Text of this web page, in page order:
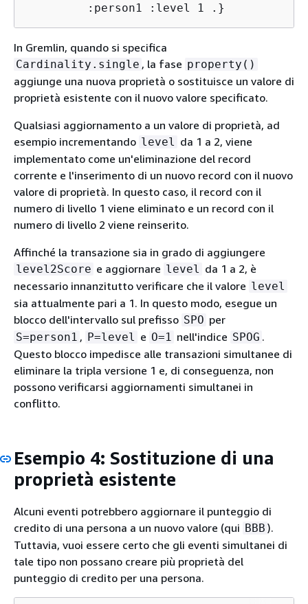
         :person1 :level 1 .}
In Gremlin, quando si specifica
Cardinality.single , la fase property()
aggiunge una nuova proprietà o sostituisce un valore di
proprietà esistente con il nuovo valore specificato.
Qualsiasi aggiornamento a un valore di proprietà, ad
esempio incrementando level
da 1 a 2, viene
implementato come un'eliminazione del record
corrente e l'inserimento di un nuovo record con il nuovo
valore di proprietà. In questo caso, il record con il
numero di livello 1 viene eliminato e un record con il
numero di livello 2 viene reinserito.
Affinché la transazione sia in grado di aggiungere
level2Score e aggiornare level
da 1 a 2, è
necessario innanzitutto verificare che il valore level
sia attualmente pari a 1. In questo modo, esegue un
blocco dell'intervallo sul prefisso SPO per
S=person1 , P=level e O=1 nell'indice SPOG .
Questo blocco impedisce alle transazioni simultanee di
eliminare la tripla versione 1 e, di conseguenza, non
possono verificarsi aggiornamenti simultanei in
conflitto.
Esempio 4: Sostituzione di una
proprietà esistente
Alcuni eventi potrebbero aggiornare il punteggio di
credito di una persona a un nuovo valore (qui BBB ).
Tuttavia, vuoi essere certo che gli eventi simultanei di
tale tipo non possano creare più proprietà del
punteggio di credito per una persona.